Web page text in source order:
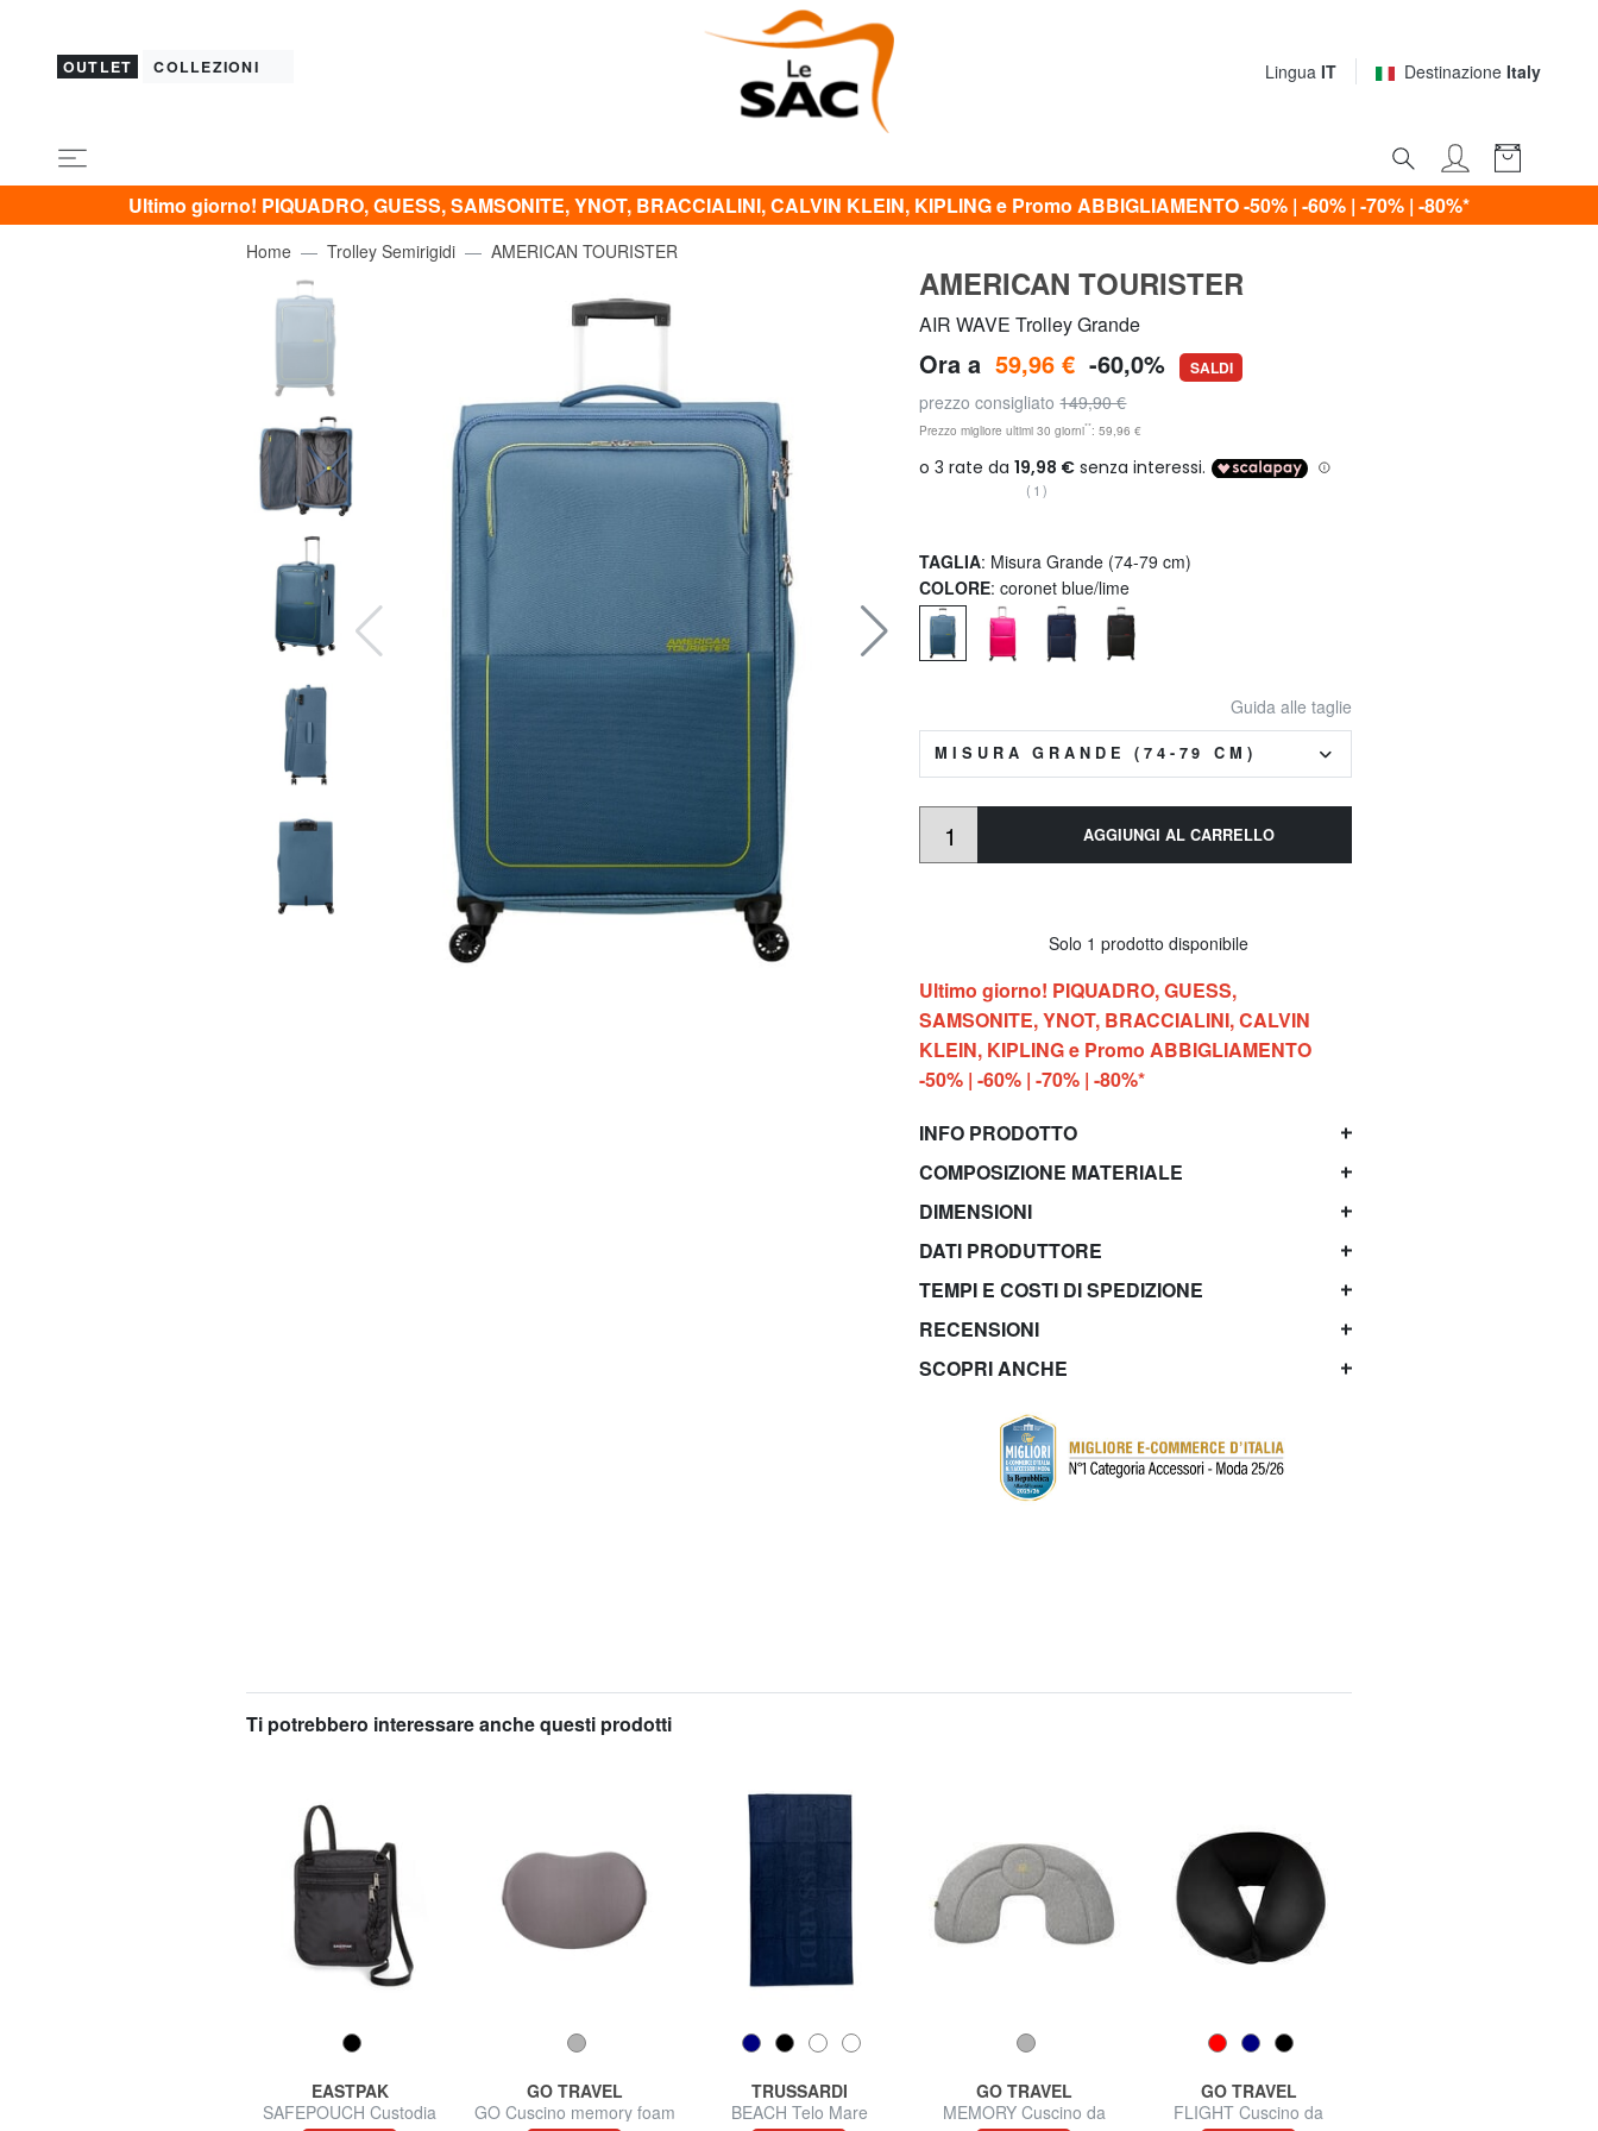
OUTLET COLLEZIONI Lingua IT Destinazione Italy
Ultimo giorno! PIQUADRO, GUESS, SAMSONITE, YNOT, BRACCIALINI, CALVIN KLEIN, KIPLING e Promo ABBIGLIAMENTO -50% | -60% | -70% | -80%*
Home Trolley Semirigidi AMERICAN TOURISTER
AMERICAN TOURISTER
AIR WAVE Trolley Grande
Ora a 59,96 € -60,0% SALDI
prezzo consigliato149,90 €
Prezzo migliore ultimi 30 giorni**: 59,96 €
(1)
TAGLIA: Misura Grande (74-79 cm)
COLORE: coronet blue/lime
Guida alle taglie
MISURA GRANDE (74-79 CM)
AGGIUNGI AL CARRELLO
Solo 1 prodotto disponibile
Ultimo giorno! PIQUADRO, GUESS,
SAMSONITE, YNOT, BRACCIALINI, CALVIN
KLEIN, KIPLING e Promo ABBIGLIAMENTO
-50% | -60% | -70% | -80%*
INFO PRODOTTO
COMPOSIZIONE MATERIALE
DIMENSIONI
DATI PRODUTTORE
TEMPI E COSTI DI SPEDIZIONE
RECENSIONI
SCOPRI ANCHE
Ti potrebbero interessare anche questi prodotti
EASTPAK
SAFEPOUCH Custodia
GO TRAVEL
GO Cuscino memory foam
TRUSSARDI
BEACH Telo Mare
GO TRAVEL
MEMORY Cuscino da
GO TRAVEL
FLIGHT Cuscino da